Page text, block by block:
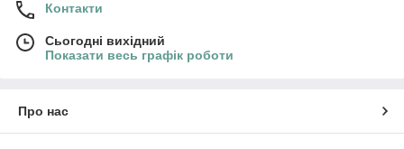
Контакти
Сьогодні вихідний
Показати весь графік роботи
Про нас